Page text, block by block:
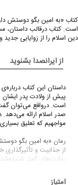
کتاب «به امین بگو دوستش
است. کتاب درقالب داستان،
دین اسلام را از زوایایی
از ایرانصدا بشنوید